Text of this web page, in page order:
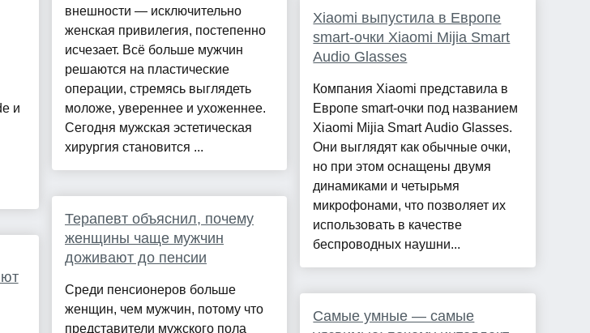
и
внешности — исключительно
женская привилегия, постепенно
исчезает. Всё больше мужчин
решаются на пластические
операции, стремясь выглядеть
моложе, увереннее и ухоженнее.
Сегодня мужская эстетическая
хирургия становится ...
Терапевт объяснил, почему
женщины чаще мужчин
доживают до пенсии
Среди пенсионеров больше
женщин, чем мужчин, потому что
представители мужского пола
Xiaomi выпустила в Европе
smart-очки Xiaomi Mijia Smart
Audio Glasses
Компания Xiaomi представила в
Европе smart-очки под названием
Xiaomi Mijia Smart Audio Glasses.
Они выглядят как обычные очки,
но при этом оснащены двумя
динамиками и четырьмя
микрофонами, что позволяет их
использовать в качестве
беспроводных наушни...
Самые умные — самые